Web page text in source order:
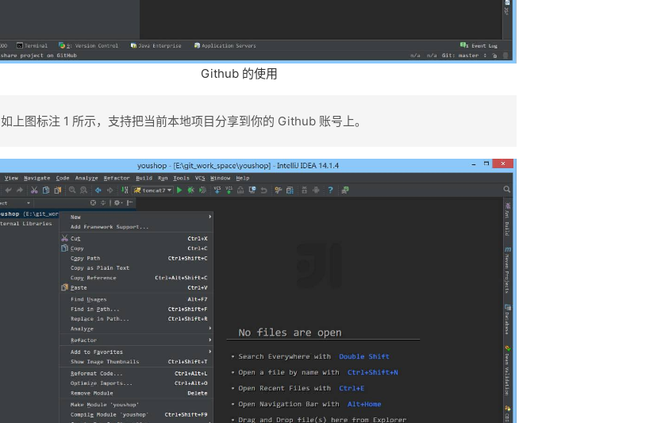
Github 的使用
如上图标注 1 所示，支持把当前本地项目分享到你的 Github 账号上。